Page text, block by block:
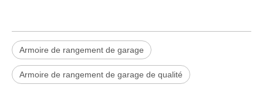
Armoire de rangement de garage
Armoire de rangement de garage de qualité